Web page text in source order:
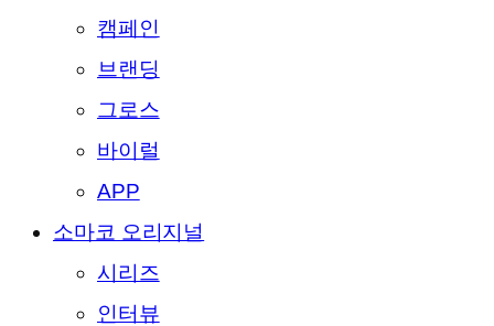
캠페인
브랜딩
그로스
바이럴
APP
소마코 오리지널
시리즈
인터뷰